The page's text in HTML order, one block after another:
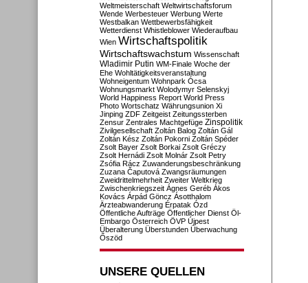
Weltmeisterschaft Weltwirtschaftsforum
Wende Werbesteuer Werbung Werte
Westbalkan Wettbewerbsfähigkeit
Wetterdienst Whistleblower Wiederaufbau
Wien Wirtschaftspolitik
Wirtschaftswachstum Wissenschaft
Wladimir Putin WM-Finale Woche der
Ehe Wohltätigkeitsveranstaltung
Wohneigentum Wohnpark Ócsa
Wohnungsmarkt Wolodymyr Selenskyj
World Happiness Report World Press
Photo Wortschatz Währungsunion Xi
Jinping ZDF Zeitgeist Zeitungssterben
Zensur Zentrales Machtgefüge Zinspolitik
Zivilgesellschaft Zoltán Balog Zoltán Gál
Zoltán Kész Zoltán Pokorni Zoltán Spéder
Zsolt Bayer Zsolt Borkai Zsolt Gréczy
Zsolt Hernádi Zsolt Molnár Zsolt Petry
Zsófia Rácz Zuwanderungsbeschränkung
Zuzana Čaputová Zwangsräumungen
Zweidrittelmehrheit Zweiter Weltkrieg
Zwischenkriegszeit Ágnes Geréb Ákos
Kovács Árpád Göncz Ásotthalom
Ärzteabwanderung Érpatak Ózd
Öffentliche Aufträge Öffentlicher Dienst Öl-
Embargo Österreich ÖVP Újpest
Überalterung Überstunden Überwachung
Őszöd
UNSERE QUELLEN